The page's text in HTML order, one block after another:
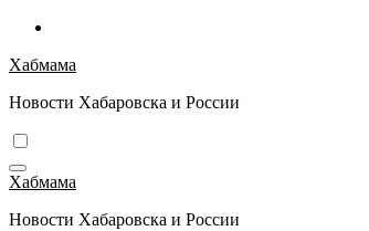
Перейти
содержимому
Хабмама
Новости Хабаровска и России
Хабмама
Новости Хабаровска и России